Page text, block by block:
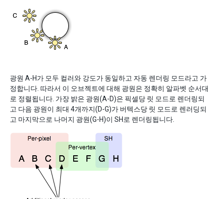
광원 A-H가 모두 컬러와 강도가 동일하고 자동 렌더링 모드라고 가
정합니다. 따라서 이 오브젝트에 대해 광원은 정확히 알파벳 순서대
로 정렬됩니다. 가장 밝은 광원(A-D)은 픽셀당 릿 모드로 렌더링되
고 다음 광원이 최대 4개까지(D-G)가 버텍스당 릿 모드로 렌러딩되
고 마지막으로 나머지 광원(G-H)이 SH로 렌더링됩니다.